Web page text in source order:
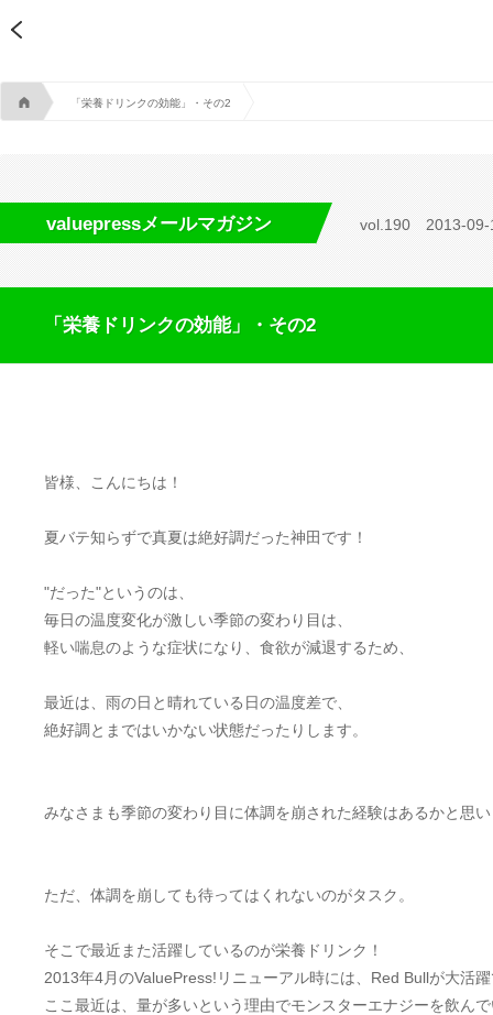
A 「栄養ドリンクの効能」・その2
valuepressメールマガジン vol.190 2013-09-
「栄養ドリンクの効能」・その2
皆様、こんにちは！
夏バテ知らずで真夏は絶好調だった神田です！
"だった"というのは、
毎日の温度変化が激しい季節の変わり目は、
軽い喘息のような症状になり、食欲が減退するため、
最近は、雨の日と晴れている日の温度差で、
絶好調とまではいかない状態だったりします。
みなさまも季節の変わり目に体調を崩された経験はあるかと思
ただ、体調を崩しても待ってはくれないのがタスク。
そこで最近また活躍しているのが栄養ドリンク！
2013年4月のValuePress!リニューアル時には、Red Bullが大活
ここ最近は、量が多いという理由でモンスターエナジーを飲ん